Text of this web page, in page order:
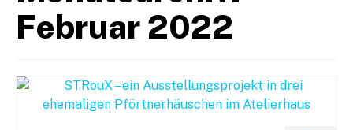
STRouX
Kontakt / Impressum
Februar 2022